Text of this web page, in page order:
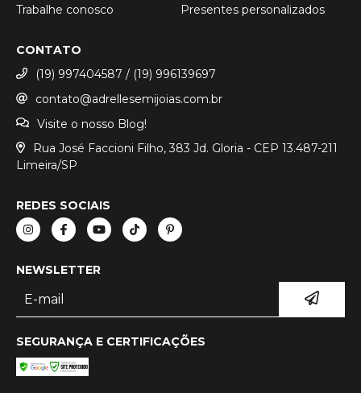
Trabalhe conosco Presentes personalizados
CONTATO
(19) 997404587 / (19) 996139697
contato@adrellesemijoias.com.br
Visite o nosso Blog!
Rua José Faccioni Filho, 383 Jd. Gloria - CEP 13.487-211
Limeira/SP
REDES SOCIAIS
NEWSLETTER
SEGURANÇA E CERTIFICAÇÕES